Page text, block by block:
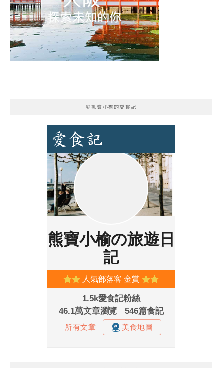
🧚熊寶小榆的愛食記